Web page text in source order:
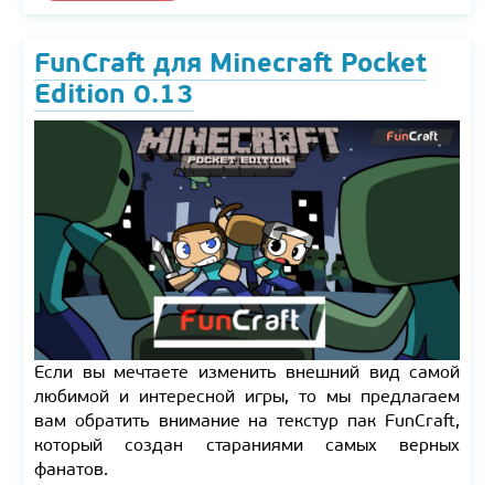
FunCraft для Minecraft Pocket
Edition 0.13
Если вы мечтаете изменить внешний вид самой
любимой и интересной игры, то мы предлагаем
вам обратить внимание на текстур пак FunCraft,
который создан стараниями самых верных
фанатов.